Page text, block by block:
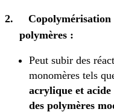
2.
Copolymérisation
polymères :
Peut subir des
monomères tels
acrylique et
des polymères